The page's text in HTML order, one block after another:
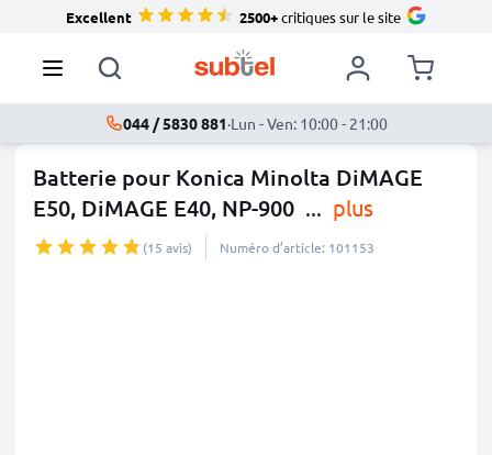
Excellent 2500+critiques sur le site
044 / 5830 881·Lun - Ven: 10:00 - 21:00
Batterie pour Konica Minolta DiMAGE
E50, DiMAGE E40, NP-900 ... plus
(15 avis) Numéro d’article: 101153